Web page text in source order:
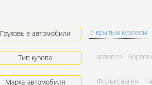
ГРУЗОВАЯ ТЕХНИКА
ПЕРЕВОЗКА ТРУБ
АРЕНДА БУЛЬДОЗЕРА
Грузовые автомобили с крытым кузовом
Тип кузова автовоз
Марка автомобиля Фольксваген